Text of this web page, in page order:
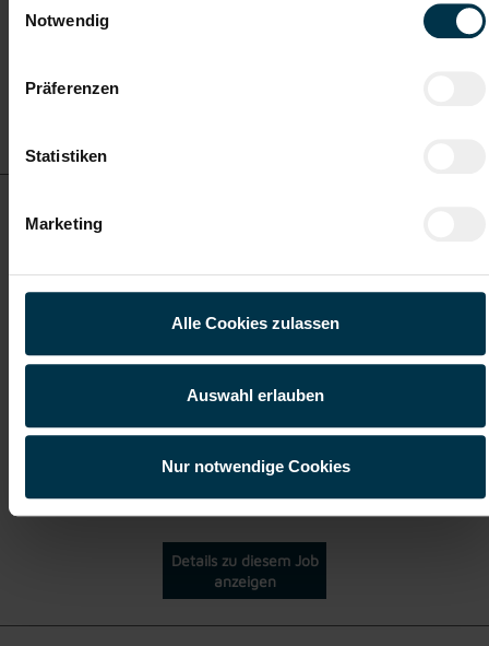
Notwendig
Präferenzen
Statistiken
Marketing
Alle Cookies zulassen
Auswahl erlauben
Nur notwendige Cookies
Qualitätseingangsprüfung - Vollzeit (m/w/d)
Graz-St. Peter
Details zu diesem Job
anzeigen